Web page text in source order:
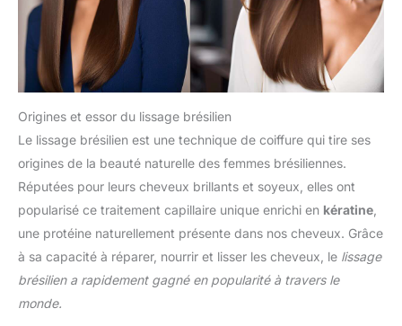
Origines et essor du lissage brésilien
Le lissage brésilien est une technique de coiffure qui tire ses
origines de la beauté naturelle des femmes brésiliennes.
Réputées pour leurs cheveux brillants et soyeux, elles ont
popularisé ce traitement capillaire unique enrichi en kératine
une protéine naturellement présente dans nos cheveux. Grâce
à sa capacité à réparer, nourrir et lisser les cheveux, le lissage
brésilien a rapidement gagné en popularité à travers le
monde.